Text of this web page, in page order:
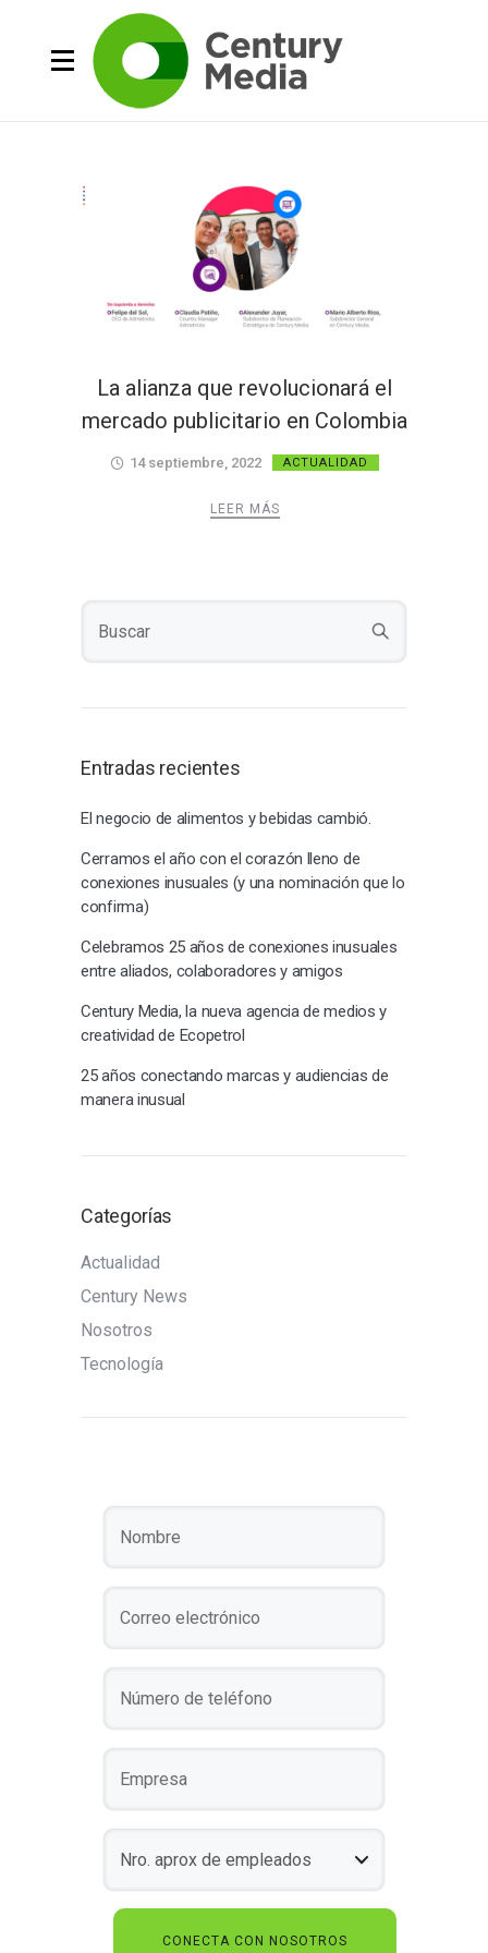
La alianza que revolucionará el
mercado publicitario en Colombia
14 septiembre, 2022 ACTUALIDAD
LEER MÁS
Entradas recientes
El negocio de alimentos y bebidas cambió.
Cerramos el año con el corazón lleno de
conexiones inusuales (y una nominación que lo
confirma)
Celebramos 25 años de conexiones inusuales
entre aliados, colaboradores y amigos
Century Media, la nueva agencia de medios y
creatividad de Ecopetrol
25 años conectando marcas y audiencias de
manera inusual
Categorías
Actualidad
Century News
Nosotros
Tecnología